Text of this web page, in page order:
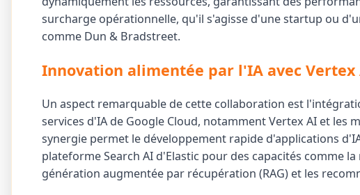
surcharge opérationnelle, qu'il s'agisse d'une startup ou
comme Dun & Bradstreet.
Innovation alimentée par l'IA avec Vertex
Un aspect remarquable de cette collaboration est
services d'IA de Google Cloud, notamment Vertex AI et les
synergie permet le développement rapide d'applications
plateforme Search AI d'Elastic pour des capacités comme
génération augmentée par récupération (RAG) et les